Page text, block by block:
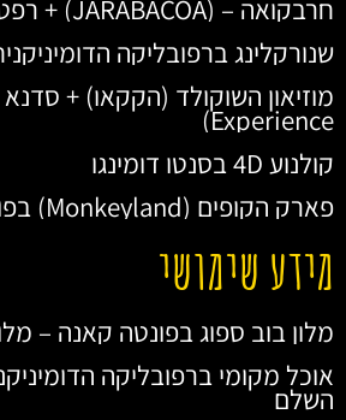
חרבקואה – (JARABACOA) + רפטינג בחרבקואה
שנורקלינג ברפובליקה
Experience)
קולנוע 4D בסנטו דומינגו
פארק הקופים (Monkeyland) בפונטה קאנה
מידע שימושי
מלון בוב ספוג בפונטה קאנה – מלון
אוכל מקומי ברפובליקה
השלם